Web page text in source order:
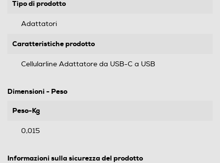
Tipo di prodotto
Adattatori
Caratteristiche prodotto
Cellularline Adattatore da USB-C a USB
Dimensioni - Peso
Peso-Kg
0,015
Informazioni sulla sicurezza del prodotto